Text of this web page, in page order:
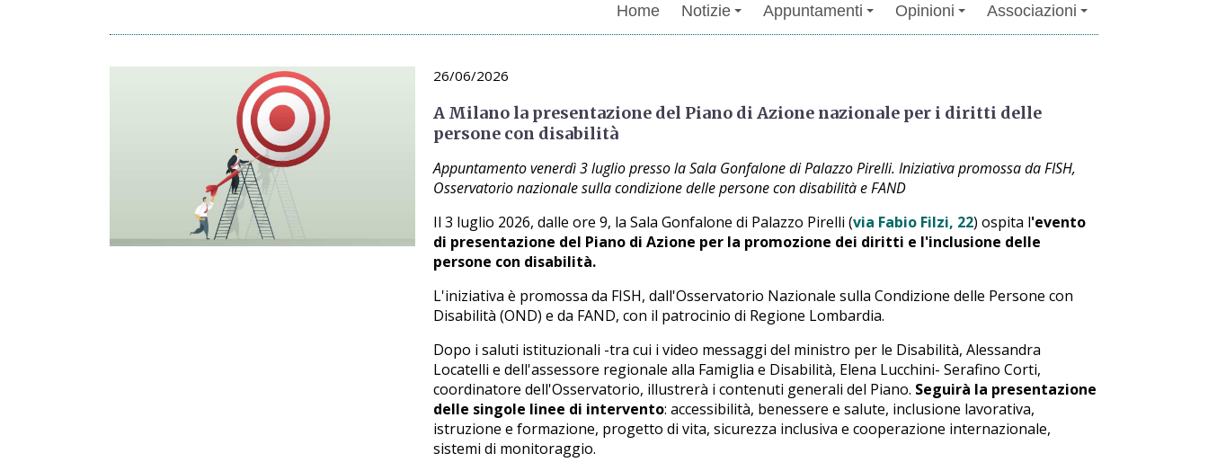
Home Notizie Appuntamenti Opinioni Associazioni
Ultime notizie 26/06/2026
A Milano la presentazione del Piano di Azione nazionale per i diritti delle
persone con disabilità
Appuntamento venerdì 3 luglio presso la Sala Gonfalone di Palazzo Pirelli. Iniziativa promossa da FISH,
Osservatorio nazionale sulla condizione delle persone con disabilità e FAND
Il 3 luglio 2026, dalle ore 9, la Sala Gonfalone di Palazzo Pirelli (via Fabio Filzi, 22) ospita l'evento
di presentazione del Piano di Azione per la promozione dei diritti e l'inclusione delle
persone con disabilità.
L'iniziativa è promossa da FISH, dall'Osservatorio Nazionale sulla Condizione delle Persone con
Disabilità (OND) e da FAND, con il patrocinio di Regione Lombardia.
Dopo i saluti istituzionali -tra cui i video messaggi del ministro per le Disabilità, Alessandra
Locatelli e dell'assessore regionale alla Famiglia e Disabilità, Elena Lucchini- Serafino Corti,
coordinatore dell'Osservatorio, illustrerà i contenuti generali del Piano. Seguirà la presentazione
delle singole linee di intervento: accessibilità, benessere e salute, inclusione lavorativa,
istruzione e formazione, progetto di vita, sicurezza inclusiva e cooperazione internazionale,
sistemi di monitoraggio.